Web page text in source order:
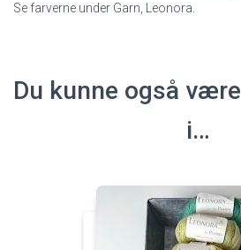
Se farverne under Garn, Leonora.
Du kunne også
i…